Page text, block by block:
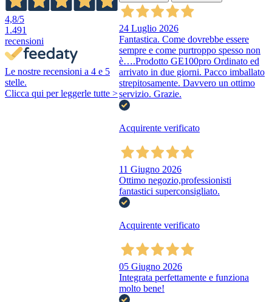
4,8/5
1.491
recensioni
Le nostre recensioni a 4 e 5
stelle.
Clicca qui per leggerle tutte >
24 Luglio 2026
Fantastica. Come dovrebbe essere
sempre e come purtroppo spesso non
è….Prodotto GE100pro Ordinato ed
arrivato in due giorni. Pacco imballato
strepitosamente. Davvero un ottimo
servizio. Grazie.
Acquirente verificato
11 Giugno 2026
Ottimo negozio,professionisti
fantastici superconsigliato.
Acquirente verificato
05 Giugno 2026
Integrata perfettamente e funziona
molto bene!